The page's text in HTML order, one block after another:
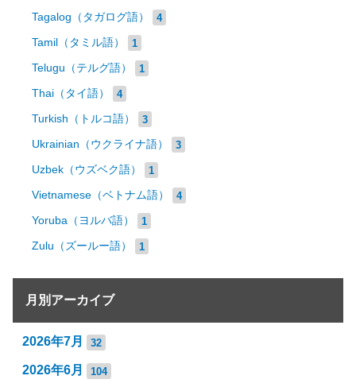
Tagalog（タガログ語） 4
Tamil（タミル語） 1
Telugu（テルグ語） 1
Thai（タイ語） 4
Turkish（トルコ語） 3
Ukrainian（ウクライナ語） 3
Uzbek（ウズベク語） 1
Vietnamese（ベトナム語） 4
Yoruba（ヨルバ語） 1
Zulu（ズールー語） 1
月別アーカイブ
2026年7月 32
2026年6月 104